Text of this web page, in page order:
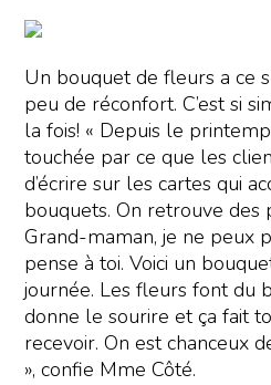
Un bouquet de fleurs a ce
peu de réconfort. C’est si
la fois! « Depuis le
touchée par ce que les
d’écrire sur les cartes qui
bouquets. On retrouve des
Grand-maman, je ne peux
pense à toi. Voici un
journée. Les fleurs font du
donne le sourire et ça fait
recevoir. On est chanceux
», confie Mme Côté.